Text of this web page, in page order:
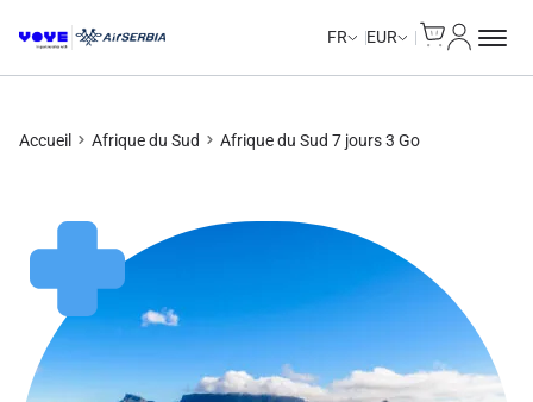
FR EUR
Accueil Afrique du Sud Afrique du Sud 7 jours 3 Go